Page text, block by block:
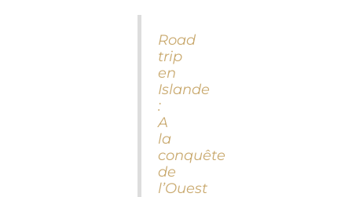
Road
trip
en
Islande
:
A
la
conquête
de
l’Ouest